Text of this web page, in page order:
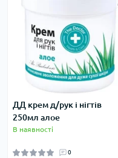
ДД крем д/рук і нігтів
250мл алое
В наявності
0